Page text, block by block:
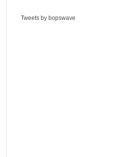
Tweets by bopswave